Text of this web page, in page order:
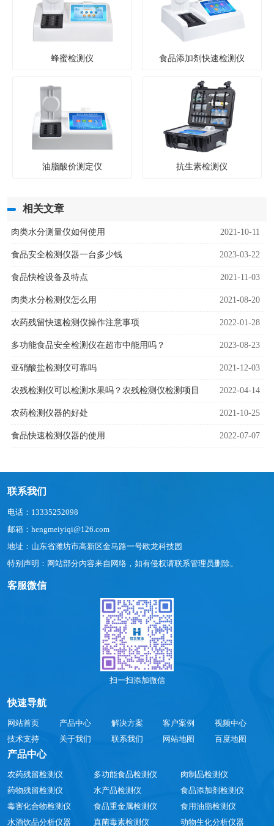
蜂蜜检测仪 食品添加剂快速检测仪
油脂酸价测定仪 抗生素检测仪
相关文章
肉类水分测量仪如何使用 2021-10-11
食品安全检测仪器一台多少钱 2023-03-22
食品快检设备及特点 2021-11-03
肉类水分检测仪怎么用 2021-08-20
农药残留快速检测仪操作注意事项 2022-01-28
多功能食品安全检测仪在超市中能用吗？ 2023-08-23
亚硝酸盐检测仪可靠吗 2021-12-03
农残检测仪可以检测水果吗？农残检测仪检测项目 2022-04-14
农药检测仪器的好处 2021-10-25
食品快速检测仪器的使用 2022-07-07
联系我们
电话：13335252098
邮箱：hengmeiyiqi@126.com
地址：山东省潍坊市高新区金马路一号欧龙科技园
特别声明：网站部分内容来自网络，如有侵权请联系管理员删除。
客服微信
扫一扫添加微信
快速导航
网站首页 产品中心 解决方案 客户案例
视频中心
技术支持
关于我们 联系我们 网站地图 百度地图
产品中心
农药残留检测仪 多功能食品检测仪
肉制品检测仪
药物残留检测仪
水产品检测仪
食品添加剂检测仪
毒害化合物检测仪
食品重金属检测仪
食用油脂检测仪
水酒饮品分析仪器
真菌毒素检测仪 动物生化分析仪器